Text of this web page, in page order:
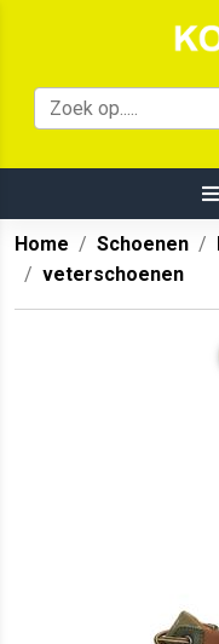
Home Schoenen
veterschoenen